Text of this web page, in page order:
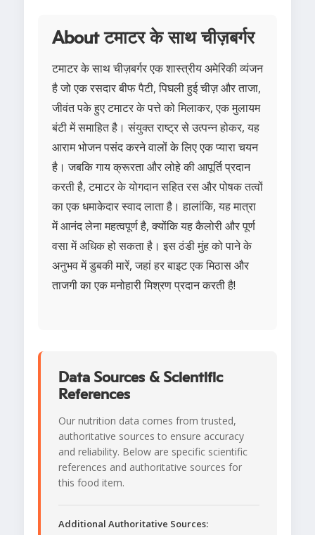
About टमाटर के साथ चीज़बर्गर
टमाटर के साथ चीज़बर्गर एक शास्त्रीय अमेरिकी व्यंजन
है जो एक रसदार बीफ पैटी, पिघली हुई चीज़ और ताजा,
जीवंत पके हुए टमाटर के पत्ते को मिलाकर, एक मुलायम
बंटी में समाहित है। संयुक्त राष्ट्र से उत्पन्न होकर, यह
आराम भोजन पसंद करने वालों के लिए एक प्यारा चयन
है। जबकि गाय क्रूरता और लोहे की आपूर्ति प्रदान
करती है, टमाटर के योगदान सहित रस और पोषक तत्वों
का एक धमाकेदार स्वाद लाता है। हालांकि, यह मात्रा
में आनंद लेना महत्वपूर्ण है, क्योंकि यह कैलोरी और पूर्ण
वसा में अधिक हो सकता है। इस ठंडी मुंह को पाने के
अनुभव में डुबकी मारें, जहां हर बाइट एक मिठास और
ताजगी का एक मनोहारी मिश्रण प्रदान करती है!
Data Sources & Scientific
References
Our nutrition data comes from trusted,
authoritative sources to ensure accuracy
and reliability. Below are specific scientific
references and authoritative sources for
this food item.
Additional Authoritative Sources: